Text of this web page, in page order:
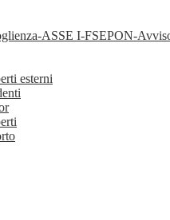
ASSE I-FSEPON-
esterni